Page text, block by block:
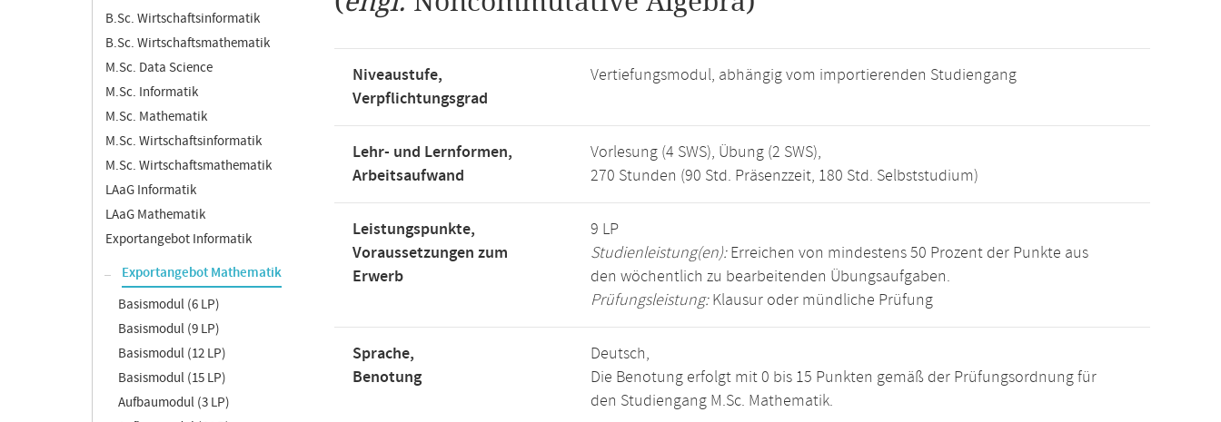
B.Sc. Wirtschaftsinformatik
B.Sc. Wirtschaftsmathematik
M.Sc. Data Science
M.Sc. Informatik
M.Sc. Mathematik
M.Sc. Wirtschaftsinformatik
M.Sc. Wirtschaftsmathematik
LAaG Informatik
LAaG Mathematik
Exportangebot Informatik
Exportangebot Mathematik
Basismodul (6 LP)
Basismodul (9 LP)
Basismodul (12 LP)
Basismodul (15 LP)
Aufbaumodul (3 LP)
Niveaustufe,
Verpflichtungsgrad
Vertiefungsmodul, abhängig vom importierenden Studiengang
Lehr- und Lernformen,
Arbeitsaufwand
Vorlesung (4 SWS), Übung (2 SWS),
270 Stunden (90 Std. Präsenzzeit, 180 Std. Selbststudium)
Leistungspunkte,
Voraussetzungen zum
Erwerb
9 LP
Studienleistung(en):Erreichen von mindestens 50 Prozent der Punkte aus
den wöchentlich zu bearbeitenden Übungsaufgaben.
Prüfungsleistung:Klausur oder mündliche Prüfung
Sprache,
Benotung
Deutsch,
Die Benotung erfolgt mit 0 bis 15 Punkten gemäß der Prüfungsordnung für
den Studiengang M.Sc. Mathematik.